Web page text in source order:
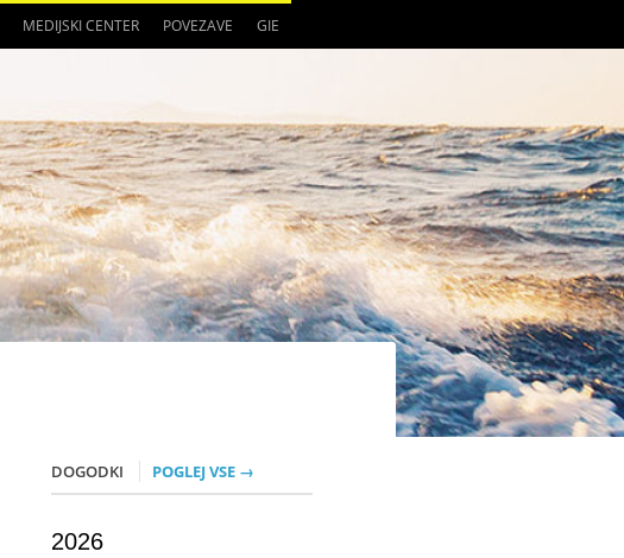
MEDIJSKI CENTER POVEZAVE GIE
DOGODKI POGLEJ VSE →
2026